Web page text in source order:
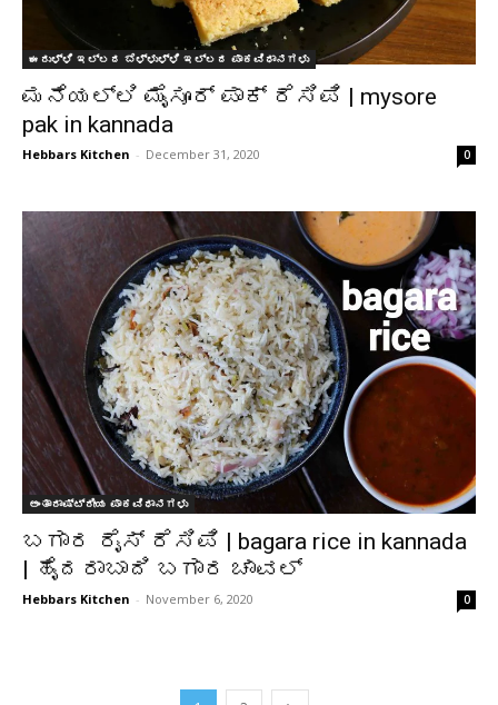
ಈರುಳ್ಳಿ ಇಲ್ಲದ ಬೆಳ್ಳುಳ್ಳಿ ಇಲ್ಲದ ಪಾಕವಿಧಾನಗಳು
ಮನೆಯಲ್ಲಿ ಮೈಸೂರ್ ಪಾಕ್ ರೆಸಿಪಿ | mysore
pak in kannada
Hebbars Kitchen - December 31, 2020 0
ಅಂತಾರಾಷ್ಟ್ರೀಯ ಪಾಕವಿಧಾನಗಳು
ಬಗಾರ ರೈಸ್ ರೆಸಿಪಿ | bagara rice in kannada
| ಹೈದರಾಬಾದಿ ಬಗಾರ ಚಾವಲ್
Hebbars Kitchen - November 6, 2020 0